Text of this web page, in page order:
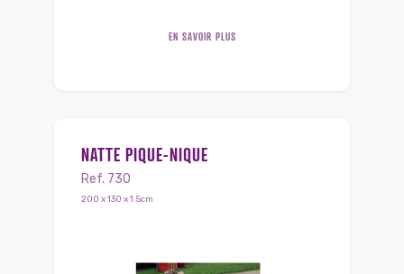
EN SAVOIR PLUS
NATTE PIQUE-NIQUE
Ref. 730
200 x 130 x 1.5cm